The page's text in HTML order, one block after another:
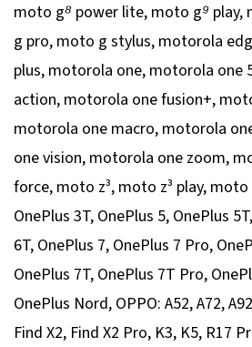
moto g⁸ power lite, moto g⁹
g pro, moto g stylus, motorola
plus, motorola one, motorola one
action, motorola one fusion+,
motorola one macro, motorola
one vision, motorola one zoom,
force, moto z³, moto z³ play, moto
OnePlus 3T, OnePlus 5, OnePlus
6T, OnePlus 7, OnePlus 7 Pro,
OnePlus 7T, OnePlus 7T Pro,
OnePlus Nord, OPPO: A52, A72,
Find X2, Find X2 Pro, K3, K5, R17